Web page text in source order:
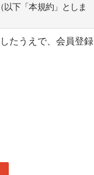
下「本規約」としま
者・財務担当者、そ
しくは専門家のいず
社が入会を承諾した
を拒否もしくは抹消
たうえで、会員登録